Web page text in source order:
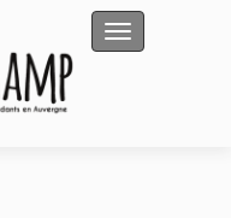
Afficher/